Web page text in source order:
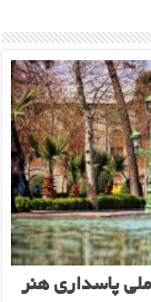
ملی پاسداری هنر